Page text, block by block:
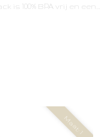
100% BPA vrij en een…
Maat: 1